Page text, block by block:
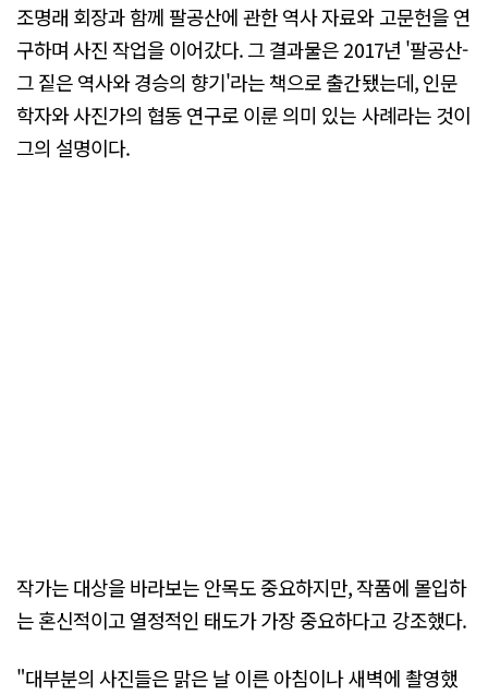
조명래 회장과 함께 팔공산에 관한 역사 자료와 고문헌을 연
구하며 사진 작업을 이어갔다. 그 결과물은 2017년 '팔공산-
그 짙은 역사와 경승의 향기'라는 책으로 출간됐는데, 인문
학자와 사진가의 협동 연구로 이룬 의미 있는 사례라는 것이
그의 설명이다.
작가는 대상을 바라보는 안목도 중요하지만, 작품에 몰입하
는 혼신적이고 열정적인 태도가 가장 중요하다고 강조했다.
"대부분의 사진들은 맑은 날 이른 아침이나 새벽에 촬영했